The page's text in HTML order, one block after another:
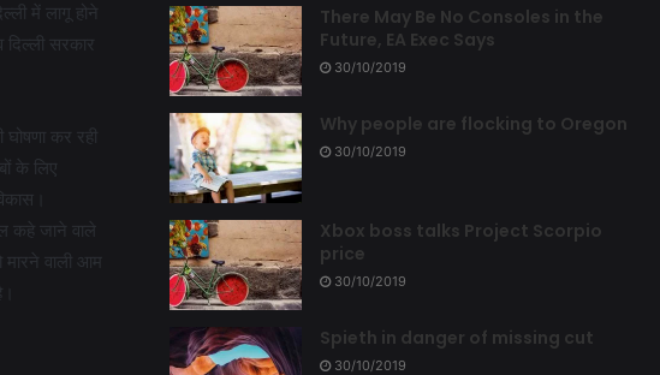
में लागू होने
दिल्ली सरकार
कर रही
के लिए
कहे जाने वाले
वाली आम
There May Be No Consoles in the
Future, EA Exec Says
30/10/2019
Why people are flocking to Oregon
30/10/2019
Xbox boss talks Project Scorpio
price
30/10/2019
Spieth in danger of missing cut
30/10/2019